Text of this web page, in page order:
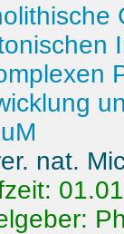
nat.